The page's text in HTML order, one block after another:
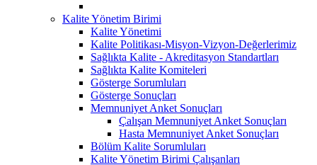
Kalite Yönetim Birimi
Kalite Yönetimi
Kalite Politikası-Misyon-Vizyon-Değerlerimiz
Sağlıkta Kalite - Akreditasyon Standartları
Sağlıkta Kalite Komiteleri
Gösterge Sorumluları
Gösterge Sonuçları
Memnuniyet Anket Sonuçları
Çalışan Memnuniyet Anket Sonuçları
Hasta Memnuniyet Anket Sonuçları
Bölüm Kalite Sorumluları
Kalite Yönetim Birimi Çalışanları